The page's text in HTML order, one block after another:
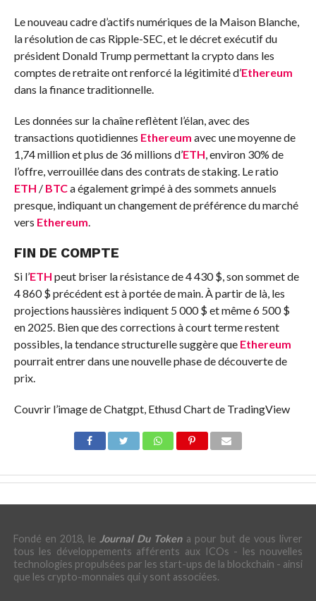
Le nouveau cadre d’actifs numériques de la Maison Blanche,
la résolution de cas Ripple-SEC, et le décret exécutif du
président Donald Trump permettant la crypto dans les
comptes de retraite ont renforcé la légitimité d’Ethereum
dans la finance traditionnelle.
Les données sur la chaîne reflètent l’élan, avec des
transactions quotidiennes Ethereum avec une moyenne de
1,74 million et plus de 36 millions d’ETH, environ 30% de
l’offre, verrouillée dans des contrats de staking. Le ratio
ETH / BTCa également grimpé à des sommets annuels
presque, indiquant un changement de préférence du marché
vers Ethereum.
FIN DE COMPTE
Si l’ETH peut briser la résistance de 4 430 $, son sommet de
4 860 $ précédent est à portée de main. À partir de là, les
projections haussières indiquent 5 000 $ et même 6 500 $
en 2025. Bien que des corrections à court terme restent
possibles, la tendance structurelle suggère que Ethereum
pourrait entrer dans une nouvelle phase de découverte de
prix.
Couvrir l’image de Chatgpt, Ethusd Chart de TradingView
Fondé en 2018, le Journal Du Tokena pour but de vous livrer
tous les développements afférents aux ICOs - les nouvelles
technologies propulsées par les start-ups de la blockchain - ainsi
que les crypto-monnaies qui y sont associées.